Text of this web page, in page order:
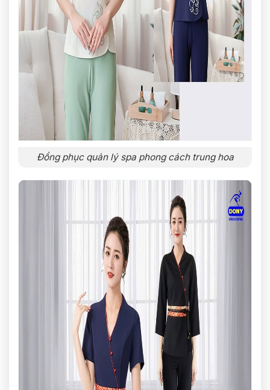
Đồng phục quản lý spa phong cách trung hoa